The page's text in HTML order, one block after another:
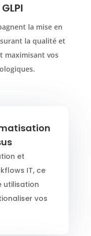
la mise en
la qualité et
maximisant vos
et
IT, ce
utilisation
vos